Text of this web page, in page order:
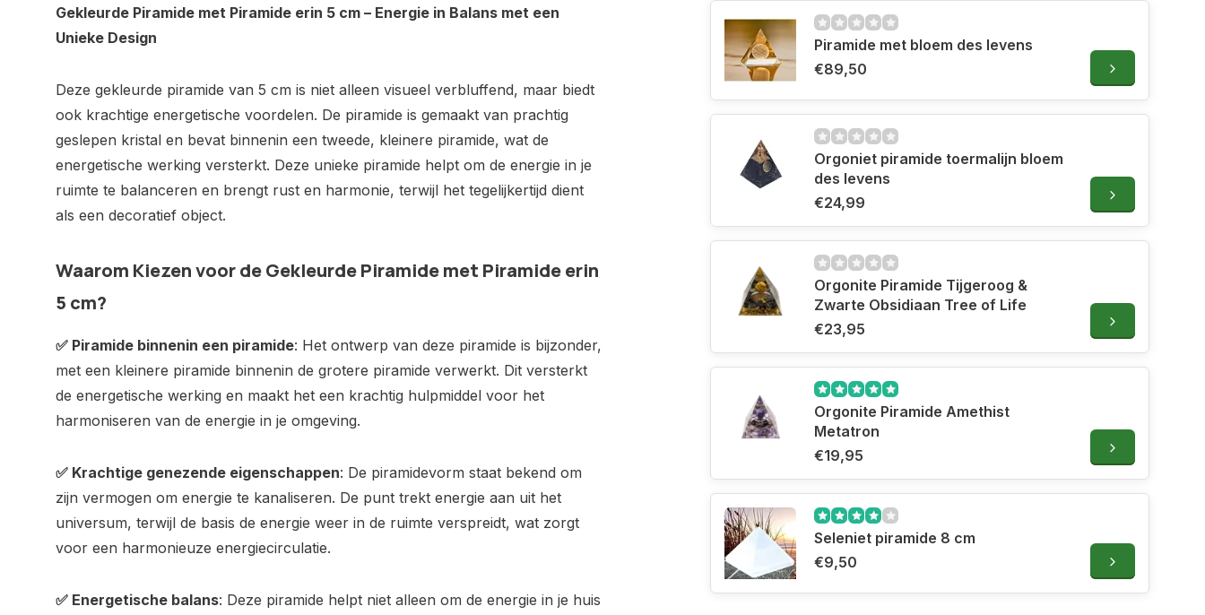
Gekleurde Piramide met Piramide erin 5 cm – Energie in Balans met een
Unieke Design
Deze gekleurde piramide van 5 cm is niet alleen visueel verbluffend, maar biedt
ook krachtige energetische voordelen. De piramide is gemaakt van prachtig
geslepen kristal en bevat binnenin een tweede, kleinere piramide, wat de
energetische werking versterkt. Deze unieke piramide helpt om de energie in je
ruimte te balanceren en brengt rust en harmonie, terwijl het tegelijkertijd dient
als een decoratief object.
Waarom Kiezen voor de Gekleurde Piramide met Piramide erin
5 cm?
✅ Piramide binnenin een piramide: Het ontwerp van deze piramide is bijzonder,
met een kleinere piramide binnenin de grotere piramide verwerkt. Dit versterkt
de energetische werking en maakt het een krachtig hulpmiddel voor het
harmoniseren van de energie in je omgeving.
✅ Krachtige genezende eigenschappen: De piramidevorm staat bekend om
zijn vermogen om energie te kanaliseren. De punt trekt energie aan uit het
universum, terwijl de basis de energie weer in de ruimte verspreidt, wat zorgt
voor een harmonieuze energiecirculatie.
✅ Energetische balans: Deze piramide helpt niet alleen om de energie in je huis
Piramide met bloem des levens
€89,50
Orgoniet piramide toermalijn bloem
des levens
€24,99
Orgonite Piramide Tijgeroog &
Zwarte Obsidiaan Tree of Life
€23,95
Orgonite Piramide Amethist
Metatron
€19,95
Seleniet piramide 8 cm
€9,50